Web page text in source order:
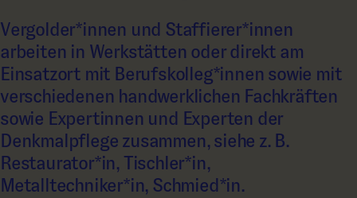
Vergolder*innen und Staffierer*innen
arbeiten in Werkstätten oder direkt am
Einsatzort mit Berufskolleg*innen sowie mit
verschiedenen handwerklichen Fachkräften
sowie Expertinnen und Experten der
Denkmalpflege zusammen, siehe z. B.
Restaurator*in, Tischler*in,
Metalltechniker*in, Schmied*in.